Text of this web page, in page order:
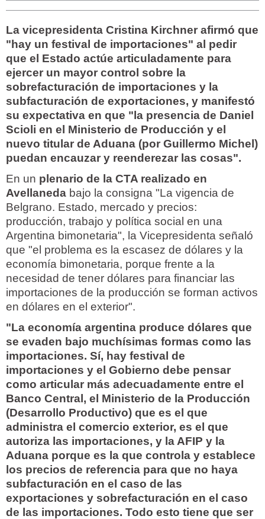
La vicepresidenta Cristina Kirchner afirmó que
"hay un festival de importaciones" al pedir
que el Estado actúe articuladamente para
ejercer un mayor control sobre la
sobrefacturación de importaciones y la
subfacturación de exportaciones, y manifestó
su expectativa en que "la presencia de Daniel
Scioli en el Ministerio de Producción y el
nuevo titular de Aduana (por Guillermo Michel)
puedan encauzar y reenderezar las cosas".
En un plenario de la CTA realizado en
Avellaneda bajo la consigna "La vigencia de
Belgrano. Estado, mercado y precios:
producción, trabajo y política social en una
Argentina bimonetaria", la Vicepresidenta señaló
que "el problema es la escasez de dólares y la
economía bimonetaria, porque frente a la
necesidad de tener dólares para financiar las
importaciones de la producción se forman activos
en dólares en el exterior".
"La economía argentina produce dólares que
se evaden bajo muchísimas formas como las
importaciones. Sí, hay festival de
importaciones y el Gobierno debe pensar
como articular más adecuadamente entre el
Banco Central, el Ministerio de la Producción
(Desarrollo Productivo) que es el que
administra el comercio exterior, es el que
autoriza las importaciones, y la AFIP y la
Aduana porque es la que controla y establece
los precios de referencia para que no haya
subfacturación en el caso de las
exportaciones y sobrefacturación en el caso
de las importaciones. Todo esto tiene que ser